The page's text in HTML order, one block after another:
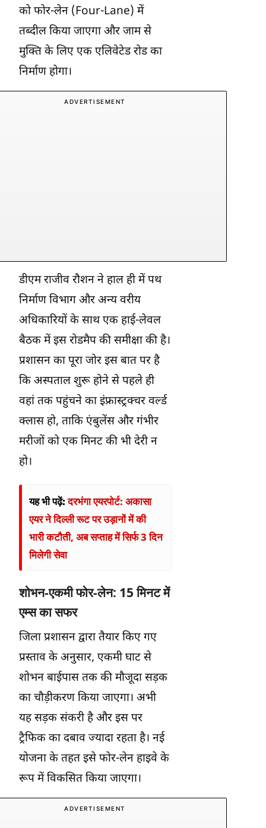
को फोर-लेन (Four-Lane) में
तब्दील किया जाएगा और जाम से
मुक्ति के लिए एक एलिवेटेड रोड का
निर्माण होगा।
ADVERTISEMENT
डीएम राजीव रौशन ने हाल ही में पथ
निर्माण विभाग और अन्य वरीय
अधिकारियों के साथ एक हाई-लेवल
बैठक में इस रोडमैप की समीक्षा की है।
प्रशासन का पूरा जोर इस बात पर है
कि अस्पताल शुरू होने से पहले ही
वहां तक पहुंचने का इंफ्रास्ट्रक्चर वर्ल्ड
क्लास हो, ताकि एंबुलेंस और गंभीर
मरीजों को एक मिनट की भी देरी न
हो।
यह भी पढ़ें:दरभंगा एयरपोर्ट: अकासा
एयर ने दिल्ली रूट पर उड़ानों में की
भारी कटौती, अब सप्ताह में सिर्फ 3 दिन
मिलेगी सेवा
शोभन-एकमी फोर-लेन: 15 मिनट में
एम्स का सफर
जिला प्रशासन द्वारा तैयार किए गए
प्रस्ताव के अनुसार, एकमी घाट से
शोभन बाईपास तक की मौजूदा सड़क
का चौड़ीकरण किया जाएगा। अभी
यह सड़क संकरी है और इस पर
ट्रैफिक का दबाव ज्यादा रहता है। नई
योजना के तहत इसे फोर-लेन हाइवे के
रूप में विकसित किया जाएगा।
ADVERTISEMENT